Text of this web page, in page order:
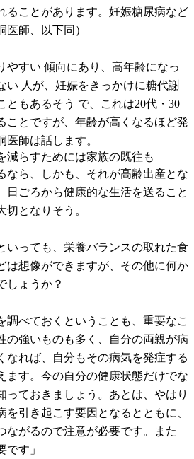
ることがあります。妊娠糖尿病など
医師、以下同）
やすい 傾向にあり、高年齢になっ
い 人が、妊娠をきっかけに糖代謝
ともあるそう で、これは20代・30
ことですが、年齢が高くなるほど発
師は話します。
減らすためには家族の既往も
なら、しかも、それが高齢出産とな
日ごろから健康的な生活を送ること
切となりそう。
いっても、栄養バランスの取れた食
は想像ができますが、その他に何か
しょうか？
調べておくということも、重要なこ
の強いものも多く、自分の両親が病
なれば、自分もその病気を発症する
ます。今の自分の健康状態だけでな
っておきましょう。あとは、やはり
を引き起こす要因となるとともに、
ながるので注意が必要です。また
です」